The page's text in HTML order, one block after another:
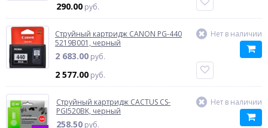
290.00 руб.
Струйный картридж CANON PG-440
5219B001, черный
2 683.00 руб.
2 577.00 руб.
Нет в наличии
Струйный картридж CACTUS CS-
PGI520BK, черный
258.50 руб.
Нет в наличии